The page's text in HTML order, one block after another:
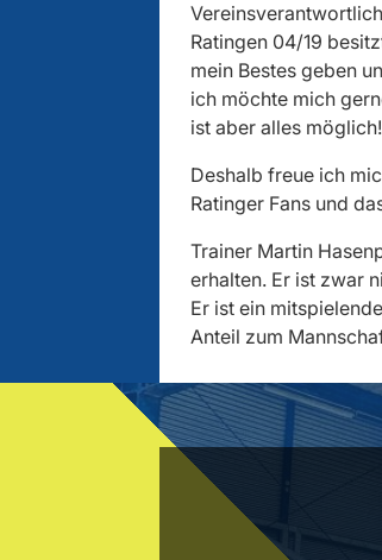
Ratingen 04/19
mein Bestes geben
ich möchte mich
ist aber alles möglich!
Deshalb freue ich
Ratinger Fans und
Trainer Martin
erhalten. Er ist zwar
Er ist ein
Anteil zum